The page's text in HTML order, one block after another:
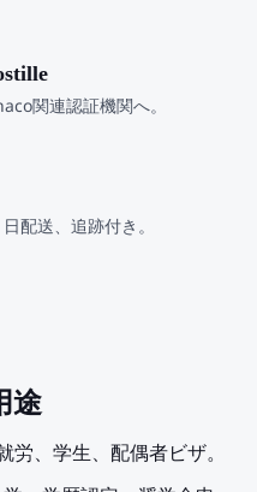
関連認証機関へ。
配送、追跡付き。
途
、学生、配偶者ビザ。